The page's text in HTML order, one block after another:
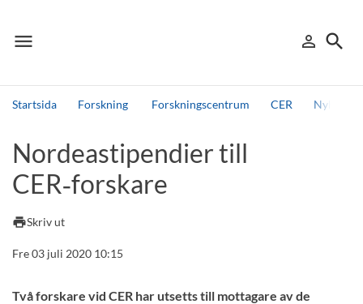
menu
Meny person_outline
Logga in
search
Sök
Startsida Forskning Forskningscentrum CER Nyheter
Andra söktjänster
Detta är vår testmiljö - endast testdata
Nordeastipendier till
CER‑forskare
printSkriv ut
Fre 03 juli 2020 10:15
Två forskare vid CER har utsetts till mottagare av de